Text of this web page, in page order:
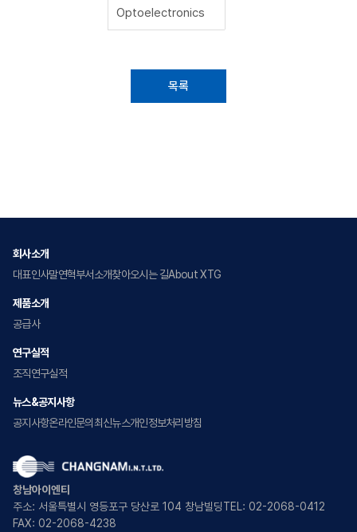
Optoelectronics
목록
회사소개
대표인사말연혁부서소개찾아오시는 길About XTG
제품소개
공급사
연구실적
조직연구실적
뉴스&공지사항
공지사항온라인문의최신뉴스개인정보처리방침
창남아이엔티
주소: 서울특별시 영등포구 당산로 104 창남빌딩TEL: 02-2068-0412
FAX: 02-2068-4238